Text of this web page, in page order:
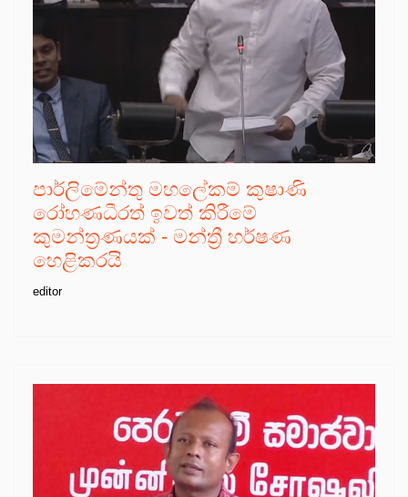
පාර්ලිමේන්තු මහලේකම් කුෂාණි
රෝහණධීරත් ඉවත් කිරීමේ
කුමන්ත්‍රණයක් - මන්ත්‍රී හර්ෂණ
හෙළිකරයි
editor